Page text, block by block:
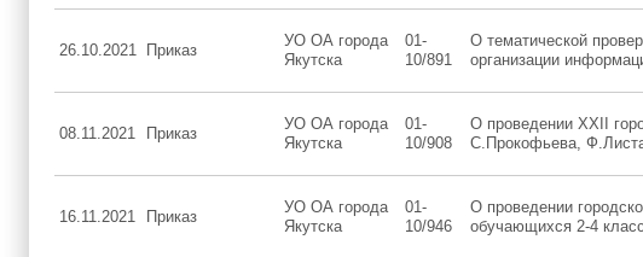
26.10.2021 Приказ
УО ОА города
Якутска
01-
10/891
О тематической
организации
08.11.2021 Приказ
УО ОА города
Якутска
01-
10/908
О проведении XXII
С.Прокофьева,
16.11.2021 Приказ
УО ОА города
Якутска
01-
10/946
О проведении
обучающихся 2-4